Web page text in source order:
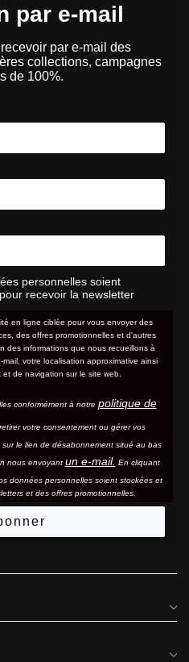
par e-mail
par e-mail des
collections, campagnes
de 100%.
personnelles soient
recevoir la newsletter
en ligne ciblée pour vous envoyer des
des offres promotionnelles et d'autres
des informations que nous recueillons à
votre localisation approximative ainsi
de navigation sur le site web.
conformément à notre politique de
votre consentement ou gérer vos
le lien de désabonnement situé au bas
nous envoyant un e-mail. En cliquant
données personnelles soient stockées et
et des offres promotionnelles.